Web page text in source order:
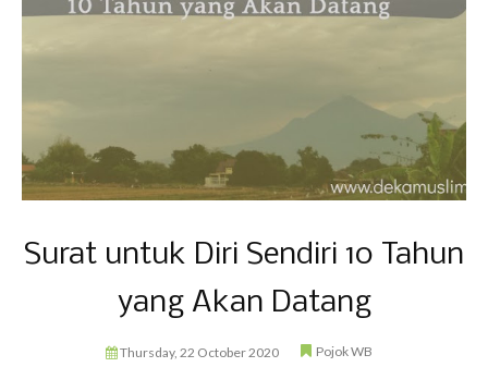
Surat untuk Diri Sendiri 10 Tahun
yang Akan Datang
Thursday, 22 October 2020 Pojok WB